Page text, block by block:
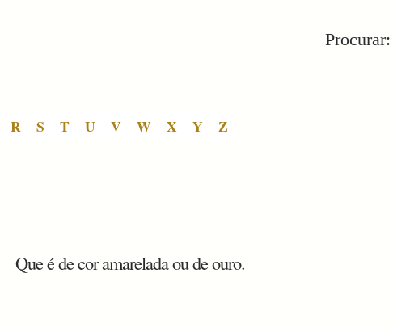
Procurar:
R S T U V W X Y Z
Que é de cor amarelada ou de ouro.